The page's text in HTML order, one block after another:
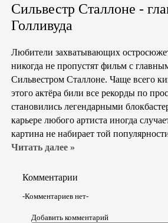
Сильвестр Сталлоне -
Голливуда
Любители захватывающих
никогда не пропустят фильм с
Сильвестром Сталлоне. Чаще всего
этого актёра били все рекорды по
становились легендарными
карьере любого артиста иногда
картина не набирает той
Читать далее »
Комментарии
-Комментариев нет-
Добавить комментарий